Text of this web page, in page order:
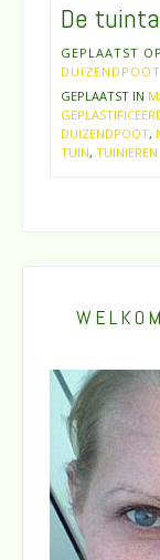
De
GEPLAATST OP
DUIZENDPOOT
GEPLAATST IN
DUIZENDPOOT,
TUIN, TUINIEREN